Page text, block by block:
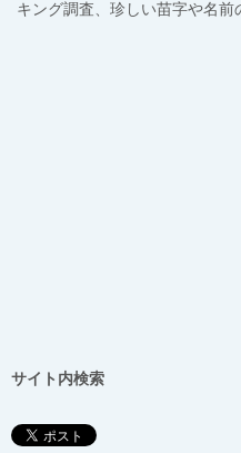
キング調査、珍しい苗字や名前
サイト内検索